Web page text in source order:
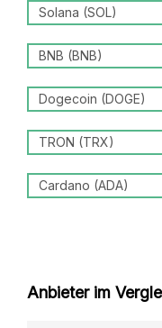
Solana (SOL)
BNB (BNB)
Dogecoin (DOGE)
TRON (TRX)
Cardano (ADA)
Anbieter im